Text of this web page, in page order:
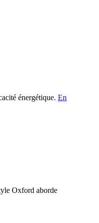
énergétique. En
Oxford aborde